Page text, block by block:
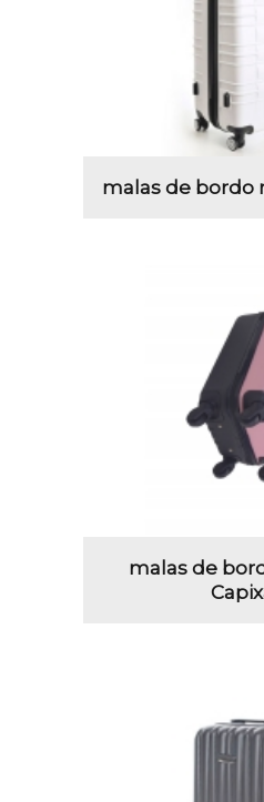
malas de bordo
malas de